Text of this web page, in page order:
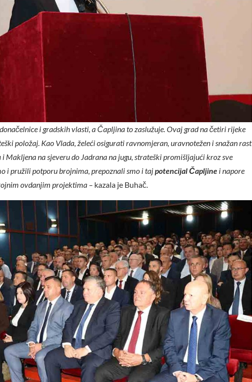
i gradskih vlasti, a Čapljina to zaslužuje. Ovaj grad na četiri rijeke
položaj. Kao Vlada, želeći osigurati ravnomjeran, uravnotežen i snažan rast
Makljena na sjeveru do Jadrana na jugu, strateški promišljajući kroz sve
i pružili potporu brojnima, prepoznali smo i tajpotencijal Čapljine i napore
ovdanjim projektima – kazala je Buhač.